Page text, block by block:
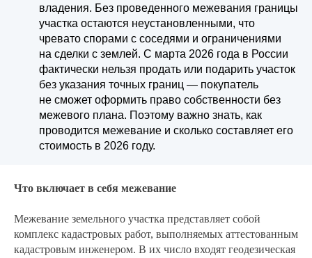
владения. Без проведенного межевания границы
участка остаются неустановленными, что
чревато спорами с соседями и ограничениями
на сделки с землей. С марта 2026 года в России
фактически нельзя продать или подарить участок
без указания точных границ — покупатель
не сможет оформить право собственности без
межевого плана. Поэтому важно знать, как
проводится межевание и сколько составляет его
стоимость в 2026 году.
Что включает в себя межевание
Межевание земельного участка представляет собой
комплекс кадастровых работ, выполняемых аттестованным
кадастровым инженером. В их число входят геодезическая